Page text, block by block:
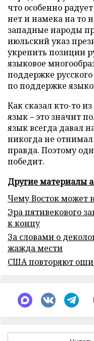
что особенно
нет и намека на то
западные народы
июльский указ
укрепить позиции
языковое
поддержке
по поддержке
Как сказал кто-то
язык – это значит
язык всегда давал
никогда не
правда. Поэтому
победит.
Другие материалы
Чему Восток может
Эра пятивекового
к концу
За словами о
жажда мести
США повторяют